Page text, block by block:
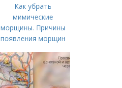
Как убрать
мимические
морщины. Причины
появления морщин